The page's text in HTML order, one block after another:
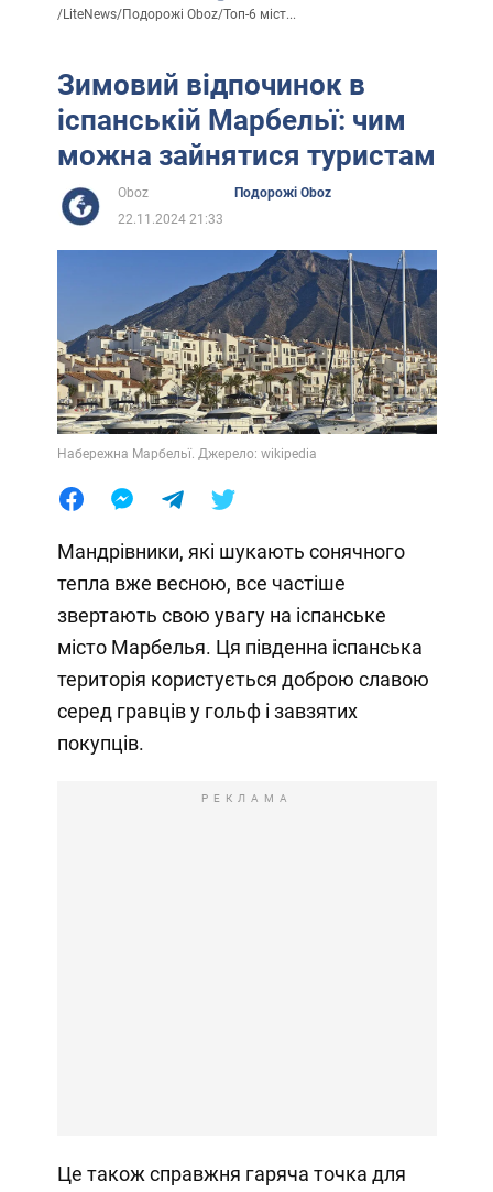
/LiteNews/Подорожі Oboz/Топ-6 міст...
Зимовий відпочинок в
іспанській Марбельї: чим
можна зайнятися туристам
Oboz
Подорожі Oboz
22.11.2024 21:33
Набережна Марбельї. Джерело: wikipedia
Мандрівники, які шукають сонячного
тепла вже весною, все частіше
звертають свою увагу на іспанське
місто Марбелья. Ця південна іспанська
територія користується доброю славою
серед гравців у гольф і завзятих
покупців.
РЕКЛАМА
Це також справжня гаряча точка для